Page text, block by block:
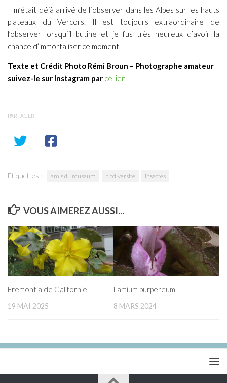
Il m’était déjà arrivé de l´observer dans les Alpes sur les hauts
plateaux du Vercors. Il est toujours extraordinaire de
l’observer lorsqu´il butine et je fus très heureux d’avoir la
chance d’immortaliser ce moment.
Texte et Crédit Photo Rémi Broun – Photographe amateur
suivez-le sur Instagram par ce lien
PARTAGER
Étiquettes : amis du museum biodiversite insectes
VOUS AIMEREZ AUSSI...
Fremontia de Californie
19 MAI 2025
Lamium purpereum
8 MARS 2024